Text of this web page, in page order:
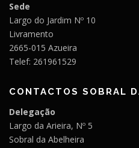
Sede
Largo do Jardim Nº 10
Livramento
2665-015 Azueira
Telef: 261961529
CONTACTOS SOBRAL
Delegação
Largo da Arieira, Nº 5
Sobral da Abelheira